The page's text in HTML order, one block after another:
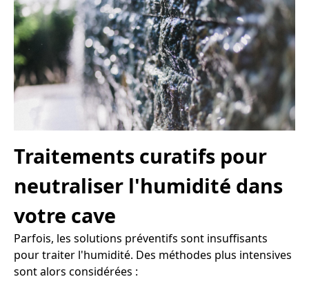
Traitements curatifs pour
neutraliser l'humidité dans
votre cave
Parfois, les solutions préventifs sont insuffisants
pour traiter l'humidité. Des méthodes plus intensives
sont alors considérées :